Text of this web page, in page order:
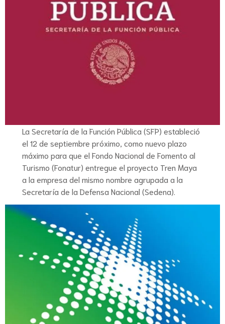
La Secretaría de la Función Pública (SFP) estableció
el 12 de septiembre próximo, como nuevo plazo
máximo para que el Fondo Nacional de Fomento al
Turismo (Fonatur) entregue el proyecto Tren Maya
a la empresa del mismo nombre agrupada a la
Secretaría de la Defensa Nacional (Sedena).